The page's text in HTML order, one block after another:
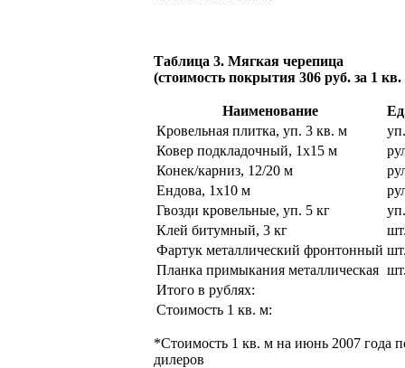
Таблица 3. Мягкая черепица
(стоимость покрытия 306 руб. за 1
Наименование
Кровельная плитка, уп. 3 кв. м
уп.
Ковер подкладочный, 1x15 м
Конек/карниз, 12/20 м
Ендова, 1х10 м
Гвозди кровельные, уп. 5 кг
уп.
Клей битумный, 3 кг
Фартук металлический фронтонный
Планка примыкания металлическая
Итого в рублях:
Стоимость 1 кв. м:
*Стоимость 1 кв. м на июнь 2007 года
дилеров